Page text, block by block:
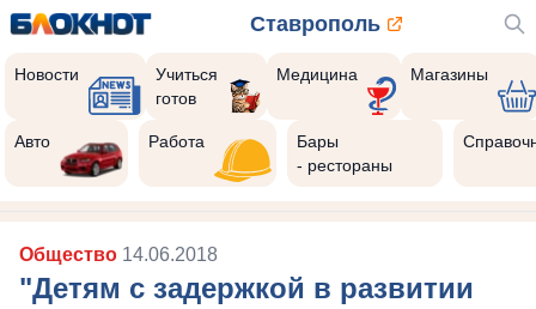
Ставрополь
Новости
Учиться
готов
Медицина Магазины
Авто Работа
Бары
- рестораны
Общество 14.06.2018
"Детям с задержкой в развитии